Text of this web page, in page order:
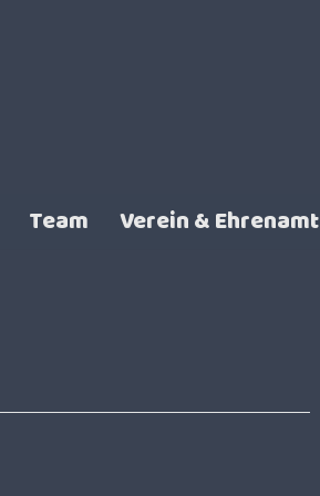
Team Verein & Ehrenamt